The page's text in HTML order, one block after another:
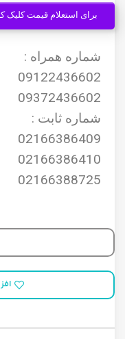
برای استعلام قیمت کلیک
شماره همراه :
09122436602
09372436602
شماره ثابت :
02166386409
02166386410
02166388725